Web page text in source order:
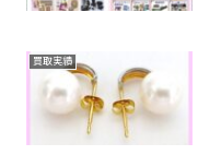
買取実績